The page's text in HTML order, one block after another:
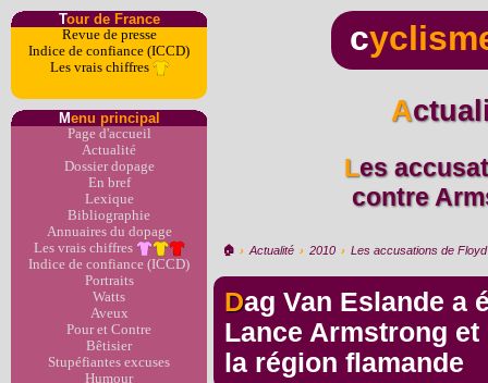
Tour de France
Revue de presse
Indice de confiance (ICCD)
Les vrais chiffres
Menu principal
Page d'accueil
Actualité
Dossier dopage
En bref
Lexique
Bibliographie
Annuaires du dopage
Les vrais chiffres
Indice de confiance (ICCD)
Portraits
Watts
Aveux
Pour et Contre
Bêtisier
Stupéfiantes excuses
Humour
c
Les accusations de Floyd Landis
contre
🏠︎ › Actualité › 2010 › Les accusations de
Dag Van Eslande a été à la fois le médecin de
Lance Armstrong
la région flamande